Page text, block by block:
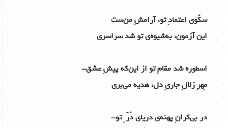
سکّوی اعتمادِ تو، آرامشِ من‌ست
این آزمون، به‌شیوه‌ی تو شد سراسری
اسطوره شد مقامِ تو از این‌که پیشِ عشق-
مِهرِ زلالِ جاریِ دل، هدیه می‌بری
در بی‌کرانِ پهنه‌ی دریای دُرّ ِ تو-